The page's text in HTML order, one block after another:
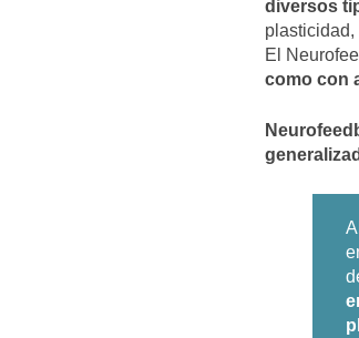
diversos
El
como con